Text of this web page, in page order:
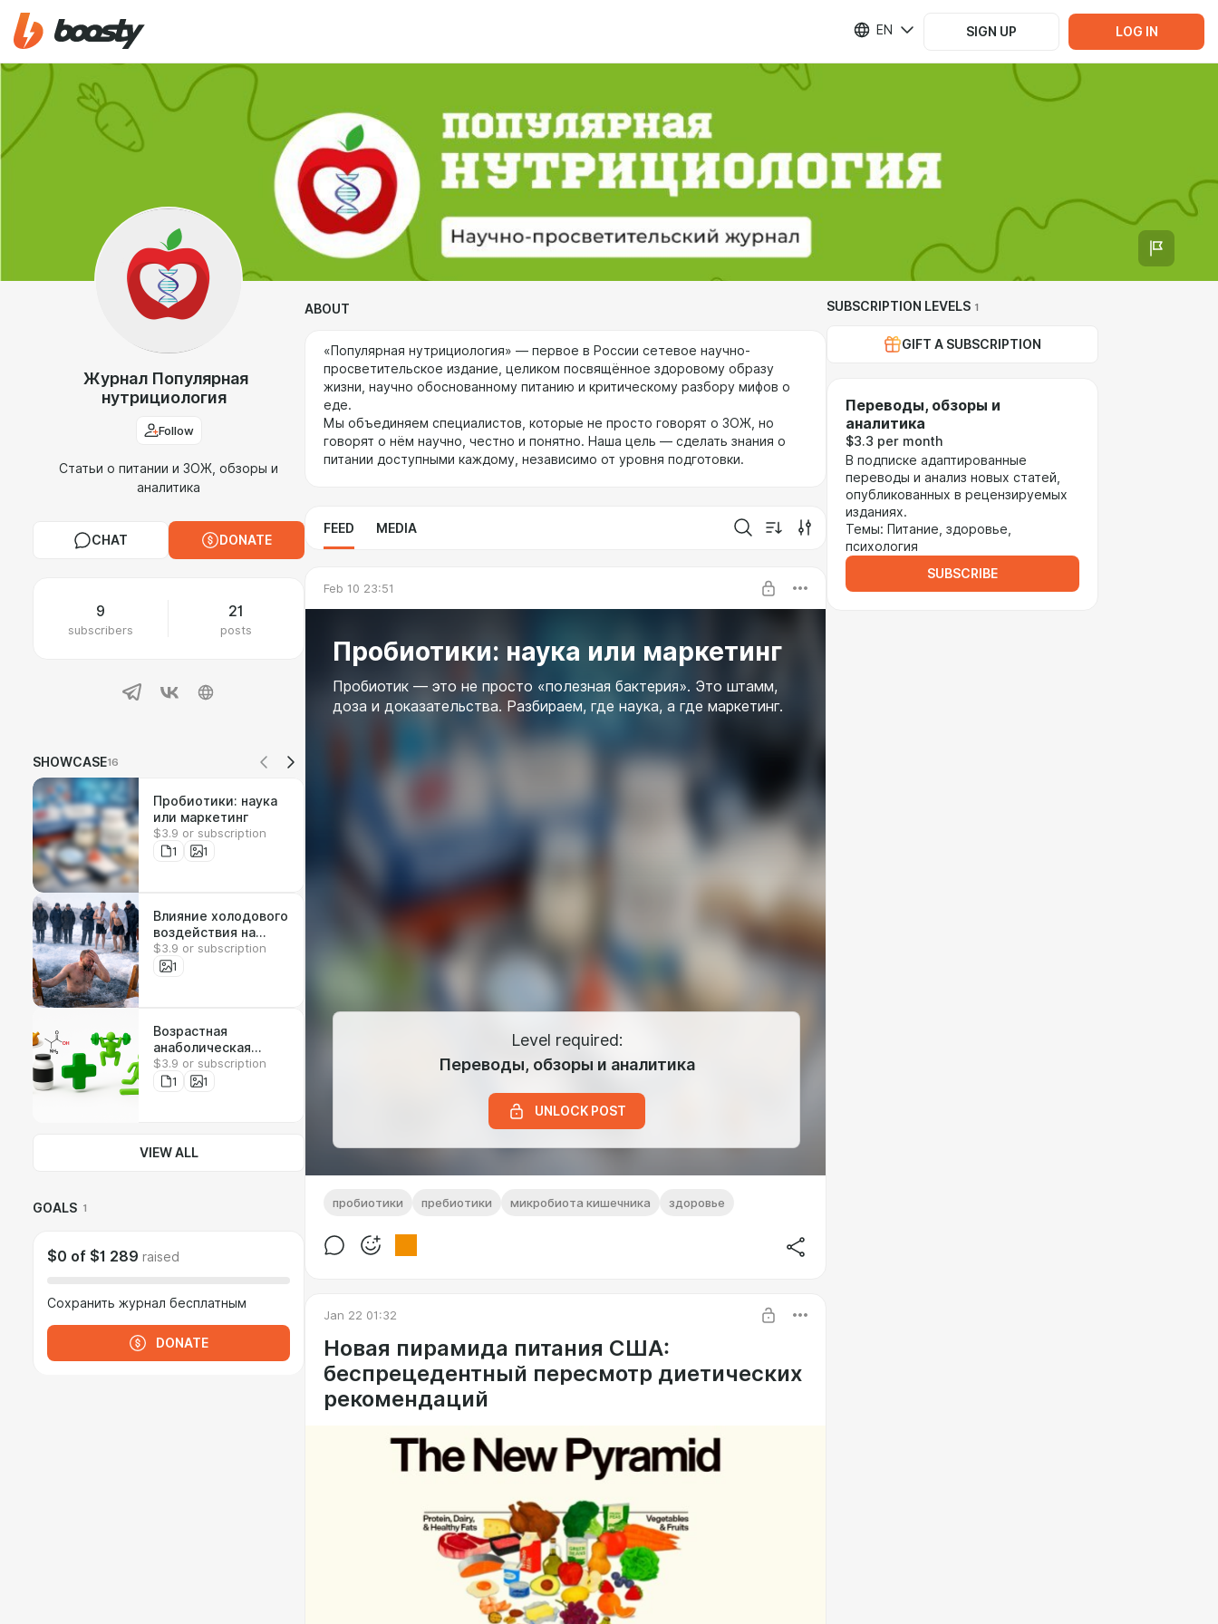
EN SIGN UP LOG IN
Журнал Популярная
нутрициология
Follow
Статьи о питании и ЗОЖ, обзоры и
аналитика
CHAT DONATE
9
subscribers
21
posts
SHOWCASE16
Пробиотики: наука
или маркетинг
$3.9 or subscription
1
1
Влияние холодового
воздействия на
здоровье взрослых
$3.9 or subscription
1
Возрастная
анаболическая
резистентность:
стратегии питания и
занимающихся
спортом всю жизнь
$3.9 or subscription
1
1
VIEW ALL
GOALS 1
$0 of $1 289 raised
Сохранить журнал бесплатным
DONATE
ABOUT
«Популярная нутрициология» — первое в России сетевое научно-
просветительское издание, целиком посвящённое здоровому образу
жизни, научно обоснованному питанию и критическому разбору мифов о
еде.
Мы объединяем специалистов, которые не просто говорят о ЗОЖ, но
говорят о нём научно, честно и понятно. Наша цель — сделать знания о
питании доступными каждому, независимо от уровня подготовки.
FEED MEDIA
Feb 10 23:51
Пробиотики: наука или маркетинг
Пробиотик — это не просто «полезная бактерия». Это штамм,
доза и доказательства. Разбираем, где наука, а где маркетинг.
Level required:
Переводы, обзоры и аналитика
UNLOCK POST
пробиотики пребиотики микробиота кишечника здоровье
Jan 22 01:32
Новая пирамида питания США:
беспрецедентный пересмотр диетических
рекомендаций
SUBSCRIPTION LEVELS 1
GIFT A SUBSCRIPTION
Переводы, обзоры и
аналитика
$3.3 per month
В подписке адаптированные
переводы и анализ новых статей,
опубликованных в рецензируемых
изданиях.
Темы: Питание, здоровье,
психология
SUBSCRIBE